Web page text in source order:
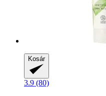
Kosár
3.9 (80)